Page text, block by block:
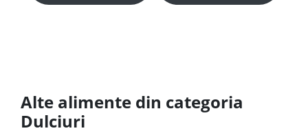
Alte alimente din categoria
Dulciuri